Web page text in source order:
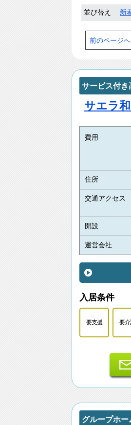
並び替え 新
前のページへ
サービス付き
サエラ
費用
住所
交通アクセス
開設
運営会社
入居条件
要支援 要
グループホー